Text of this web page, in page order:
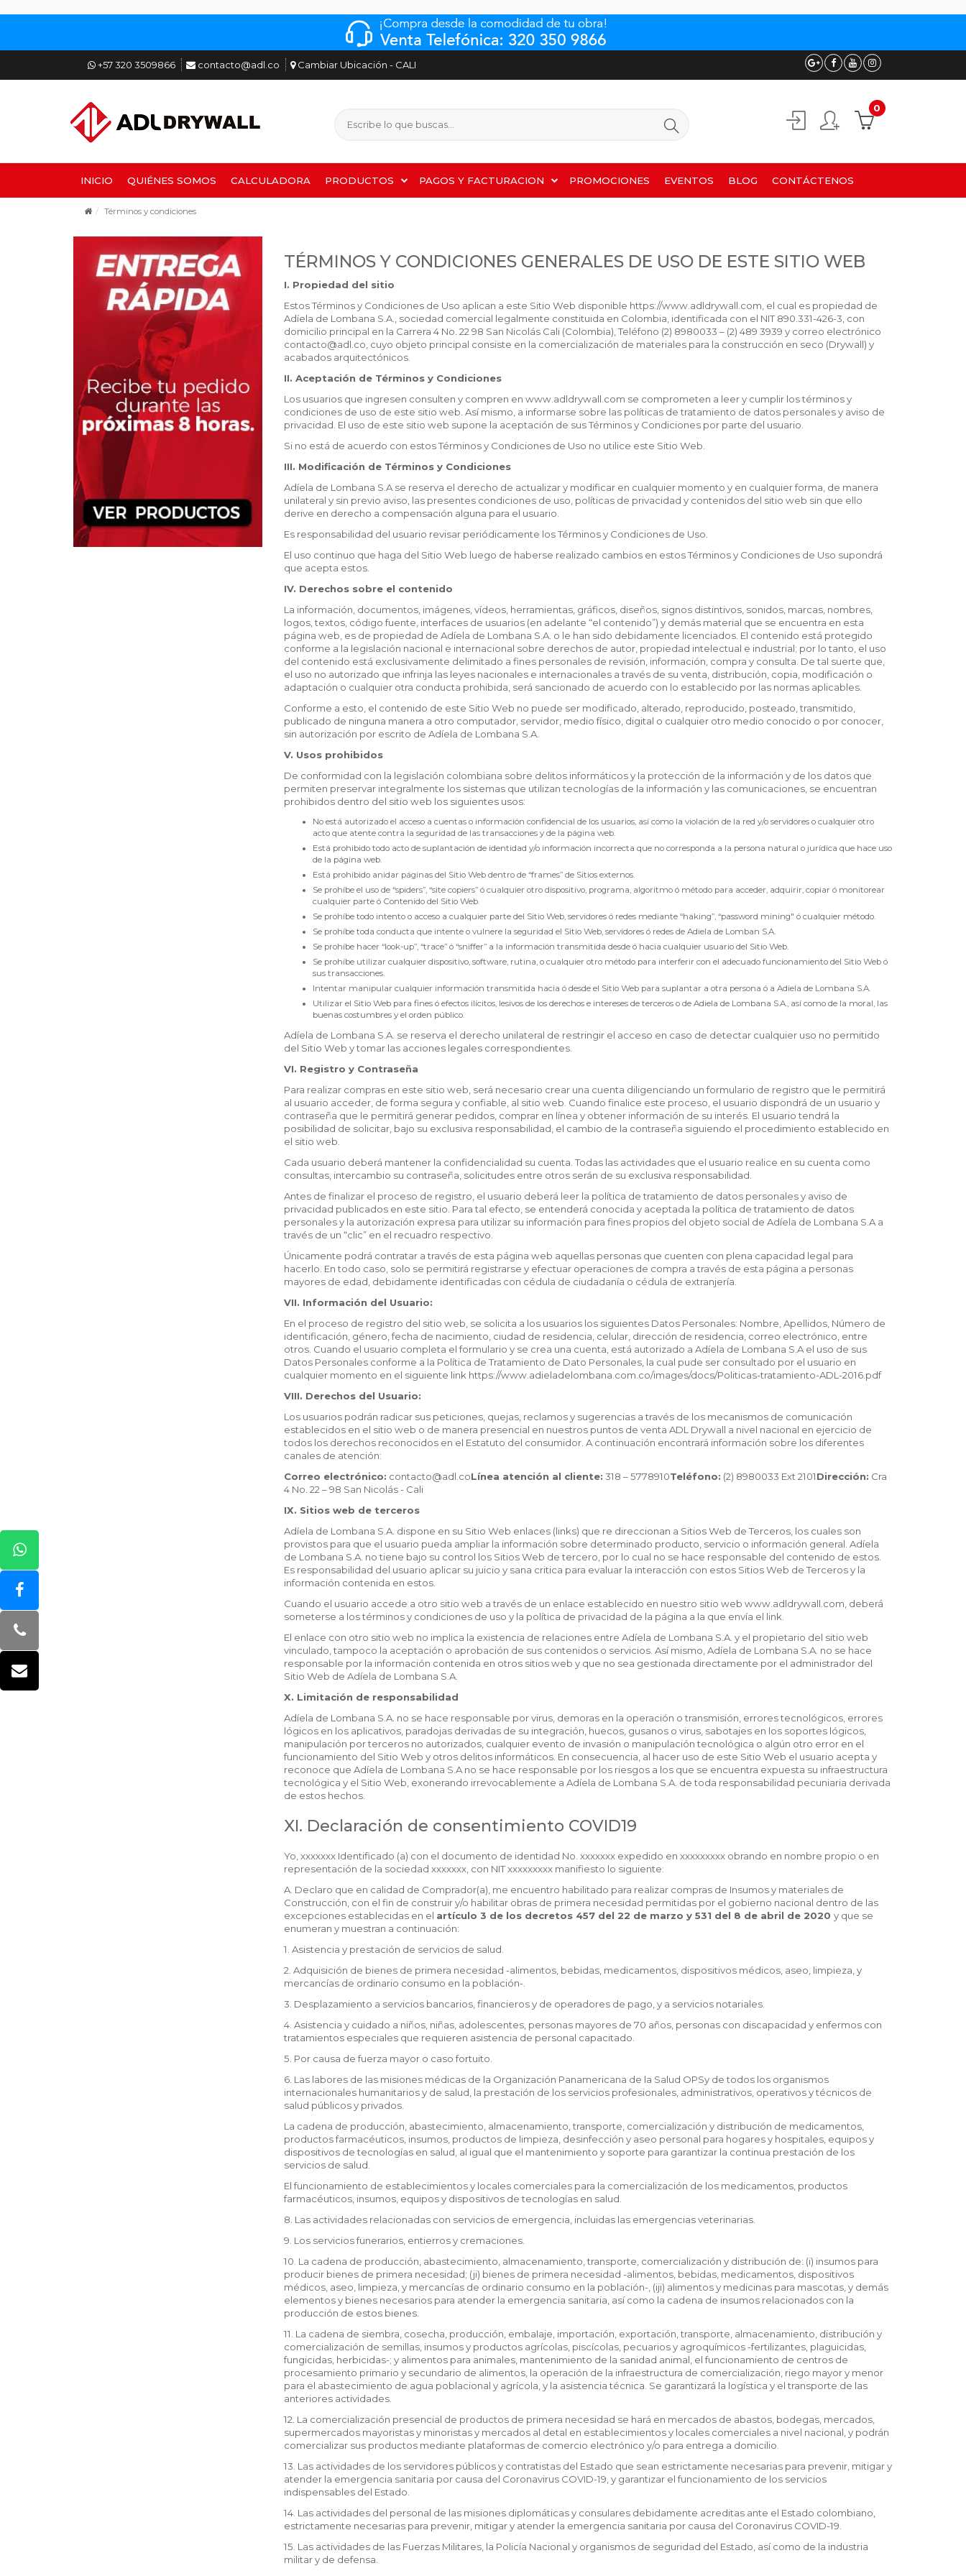
+57 320 3509866 contacto@adl.co Cambiar Ubicación - CALI
0
INICIO QUIÉNES SOMOS CALCULADORA PRODUCTOS PAGOS Y FACTURACION PROMOCIONES EVENTOS BLOG CONTÁCTENOS
Términos y condiciones
TÉRMINOS Y CONDICIONES GENERALES DE USO DE ESTE SITIO WEB
I. Propiedad del sitio
Estos Términos y Condiciones de Uso aplican a este Sitio Web disponible https://www.adldrywall.com, el cual es propiedad de
Adíela de Lombana S.A., sociedad comercial legalmente constituida en Colombia, identificada con el NIT 890.331-426-3, con
domicilio principal en la Carrera 4 No. 22 98 San Nicolás Cali (Colombia), Teléfono (2) 8980033 – (2) 489 3939 y correo electrónico
contacto@adl.co, cuyo objeto principal consiste en la comercialización de materiales para la construcción en seco (Drywall) y
acabados arquitectónicos.
II. Aceptación de Términos y Condiciones
Los usuarios que ingresen consulten y compren en www.adldrywall.com se comprometen a leer y cumplir los términos y
condiciones de uso de este sitio web. Así mismo, a informarse sobre las políticas de tratamiento de datos personales y aviso de
privacidad. El uso de este sitio web supone la aceptación de sus Términos y Condiciones por parte del usuario.
Si no está de acuerdo con estos Términos y Condiciones de Uso no utilice este Sitio Web.
III. Modificación de Términos y Condiciones
Adíela de Lombana S.A se reserva el derecho de actualizar y modificar en cualquier momento y en cualquier forma, de manera
unilateral y sin previo aviso, las presentes condiciones de uso, políticas de privacidad y contenidos del sitio web sin que ello
derive en derecho a compensación alguna para el usuario.
Es responsabilidad del usuario revisar periódicamente los Términos y Condiciones de Uso.
El uso continuo que haga del Sitio Web luego de haberse realizado cambios en estos Términos y Condiciones de Uso supondrá
que acepta estos.
IV. Derechos sobre el contenido
La información, documentos, imágenes, vídeos, herramientas, gráficos, diseños, signos distintivos, sonidos, marcas, nombres,
logos, textos, código fuente, interfaces de usuarios (en adelante “el contenido”) y demás material que se encuentra en esta
página web, es de propiedad de Adíela de Lombana S.A. o le han sido debidamente licenciados. El contenido está protegido
conforme a la legislación nacional e internacional sobre derechos de autor, propiedad intelectual e industrial; por lo tanto, el uso
del contenido está exclusivamente delimitado a fines personales de revisión, información, compra y consulta. De tal suerte que,
el uso no autorizado que infrinja las leyes nacionales e internacionales a través de su venta, distribución, copia, modificación o
adaptación o cualquier otra conducta prohibida, será sancionado de acuerdo con lo establecido por las normas aplicables.
Conforme a esto, el contenido de este Sitio Web no puede ser modificado, alterado, reproducido, posteado, transmitido,
publicado de ninguna manera a otro computador, servidor, medio físico, digital o cualquier otro medio conocido o por conocer,
sin autorización por escrito de Adíela de Lombana S.A.
V. Usos prohibidos
De conformidad con la legislación colombiana sobre delitos informáticos y la protección de la información y de los datos que
permiten preservar integralmente los sistemas que utilizan tecnologías de la información y las comunicaciones, se encuentran
prohibidos dentro del sitio web los siguientes usos:
No está autorizado el acceso a cuentas o información confidencial de los usuarios, así como la violación de la red y/o servidores o cualquier otro
acto que atente contra la seguridad de las transacciones y de la página web.
Está prohibido todo acto de suplantación de identidad y/o información incorrecta que no corresponda a la persona natural o jurídica que hace uso
de la página web.
Está prohibido anidar páginas del Sitio Web dentro de “frames” de Sitios externos.
Se prohíbe el uso de “spiders”, “site copiers” ó cualquier otro dispositivo, programa, algoritmo ó método para acceder, adquirir, copiar ó monitorear
cualquier parte ó Contenido del Sitio Web.
Se prohíbe todo intento o acceso a cualquier parte del Sitio Web, servidores ó redes mediante “haking”, “password mining" ó cualquier método.
Se prohíbe toda conducta que intente o vulnere la seguridad el Sitio Web, servidores ó redes de Adiela de Lomban S.A.
Se prohíbe hacer “look-up”, “trace” ó “sniffer” a la información transmitida desde ó hacia cualquier usuario del Sitio Web.
Se prohíbe utilizar cualquier dispositivo, software, rutina, o cualquier otro método para interferir con el adecuado funcionamiento del Sitio Web ó
sus transacciones.
Intentar manipular cualquier información transmitida hacia ó desde el Sitio Web para suplantar a otra persona ó a Adiela de Lombana S.A.
Utilizar el Sitio Web para fines ó efectos ilícitos, lesivos de los derechos e intereses de terceros o de Adiela de Lombana S.A., así como de la moral, las
buenas costumbres y el orden público.
Adíela de Lombana S.A. se reserva el derecho unilateral de restringir el acceso en caso de detectar cualquier uso no permitido
del Sitio Web y tomar las acciones legales correspondientes.
VI. Registro y Contraseña
Para realizar compras en este sitio web, será necesario crear una cuenta diligenciando un formulario de registro que le permitirá
al usuario acceder, de forma segura y confiable, al sitio web. Cuando finalice este proceso, el usuario dispondrá de un usuario y
contraseña que le permitirá generar pedidos, comprar en línea y obtener información de su interés. El usuario tendrá la
posibilidad de solicitar, bajo su exclusiva responsabilidad, el cambio de la contraseña siguiendo el procedimiento establecido en
el sitio web.
Cada usuario deberá mantener la confidencialidad su cuenta. Todas las actividades que el usuario realice en su cuenta como
consultas, intercambio su contraseña, solicitudes entre otros serán de su exclusiva responsabilidad.
Antes de finalizar el proceso de registro, el usuario deberá leer la política de tratamiento de datos personales y aviso de
privacidad publicados en este sitio. Para tal efecto, se entenderá conocida y aceptada la política de tratamiento de datos
personales y la autorización expresa para utilizar su información para fines propios del objeto social de Adíela de Lombana S.A a
través de un “clic” en el recuadro respectivo.
Únicamente podrá contratar a través de esta página web aquellas personas que cuenten con plena capacidad legal para
hacerlo. En todo caso, solo se permitirá registrarse y efectuar operaciones de compra a través de esta página a personas
mayores de edad, debidamente identificadas con cédula de ciudadanía o cédula de extranjería.
VII. Información del Usuario:
En el proceso de registro del sitio web, se solicita a los usuarios los siguientes Datos Personales: Nombre, Apellidos, Número de
identificación, género, fecha de nacimiento, ciudad de residencia, celular, dirección de residencia, correo electrónico, entre
otros. Cuando el usuario completa el formulario y se crea una cuenta, está autorizado a Adíela de Lombana S.A el uso de sus
Datos Personales conforme a la Política de Tratamiento de Dato Personales, la cual pude ser consultado por el usuario en
cualquier momento en el siguiente link https://www.adieladelombana.com.co/images/docs/Politicas-tratamiento-ADL-2016.pdf
VIII. Derechos del Usuario:
Los usuarios podrán radicar sus peticiones, quejas, reclamos y sugerencias a través de los mecanismos de comunicación
establecidos en el sitio web o de manera presencial en nuestros puntos de venta ADL Drywall a nivel nacional en ejercicio de
todos los derechos reconocidos en el Estatuto del consumidor. A continuación encontrará información sobre los diferentes
canales de atención:
Correo electrónico: contacto@adl.coLínea atención al cliente: 318 – 5778910Teléfono: (2) 8980033 Ext 2101Dirección: Cra
4 No. 22 – 98 San Nicolás - Cali
IX. Sitios web de terceros
Adíela de Lombana S.A. dispone en su Sitio Web enlaces (links) que re direccionan a Sitios Web de Terceros, los cuales son
provistos para que el usuario pueda ampliar la información sobre determinado producto, servicio o información general. Adíela
de Lombana S.A. no tiene bajo su control los Sitios Web de tercero, por lo cual no se hace responsable del contenido de estos.
Es responsabilidad del usuario aplicar su juicio y sana critica para evaluar la interacción con estos Sitios Web de Terceros y la
información contenida en estos.
Cuando el usuario accede a otro sitio web a través de un enlace establecido en nuestro sitio web www.adldrywall.com, deberá
someterse a los términos y condiciones de uso y la política de privacidad de la página a la que envía el link.
El enlace con otro sitio web no implica la existencia de relaciones entre Adíela de Lombana S.A. y el propietario del sitio web
vinculado, tampoco la aceptación o aprobación de sus contenidos o servicios. Así mismo, Adíela de Lombana S.A. no se hace
responsable por la información contenida en otros sitios web y que no sea gestionada directamente por el administrador del
Sitio Web de Adíela de Lombana S.A.
X. Limitación de responsabilidad
Adíela de Lombana S.A. no se hace responsable por virus, demoras en la operación o transmisión, errores tecnológicos, errores
lógicos en los aplicativos, paradojas derivadas de su integración, huecos, gusanos o virus, sabotajes en los soportes lógicos,
manipulación por terceros no autorizados, cualquier evento de invasión o manipulación tecnológica o algún otro error en el
funcionamiento del Sitio Web y otros delitos informáticos. En consecuencia, al hacer uso de este Sitio Web el usuario acepta y
reconoce que Adíela de Lombana S.A no se hace responsable por los riesgos a los que se encuentra expuesta su infraestructura
tecnológica y el Sitio Web, exonerando irrevocablemente a Adíela de Lombana S.A. de toda responsabilidad pecuniaria derivada
de estos hechos.
XI. Declaración de consentimiento COVID19
Yo, xxxxxxx Identificado (a) con el documento de identidad No. xxxxxxx expedido en xxxxxxxxx obrando en nombre propio o en
representación de la sociedad xxxxxxx, con NIT xxxxxxxxx manifiesto lo siguiente:
A. Declaro que en calidad de Comprador(a), me encuentro habilitado para realizar compras de Insumos y materiales de
Construcción, con el fin de construir y/o habilitar obras de primera necesidad permitidas por el gobierno nacional dentro de las
excepciones establecidas en el artículo 3 de los decretos 457 del 22 de marzo y 531 del 8 de abril de 2020 y que se
enumeran y muestran a continuación:
1. Asistencia y prestación de servicios de salud.
2. Adquisición de bienes de primera necesidad -alimentos, bebidas, medicamentos, dispositivos médicos, aseo, limpieza, y
mercancías de ordinario consumo en la población-.
3. Desplazamiento a servicios bancarios, financieros y de operadores de pago, y a servicios notariales.
4. Asistencia y cuidado a niños, niñas, adolescentes, personas mayores de 70 años, personas con discapacidad y enfermos con
tratamientos especiales que requieren asistencia de personal capacitado.
5. Por causa de fuerza mayor o caso fortuito.
6. Las labores de las misiones médicas de la Organización Panamericana de la Salud OPSy de todos los organismos
internacionales humanitarios y de salud, la prestación de los servicios profesionales, administrativos, operativos y técnicos de
salud públicos y privados.
La cadena de producción, abastecimiento, almacenamiento, transporte, comercialización y distribución de medicamentos,
productos farmacéuticos, insumos, productos de limpieza, desinfección y aseo personal para hogares y hospitales, equipos y
dispositivos de tecnologías en salud, al igual que el mantenimiento y soporte para garantizar la continua prestación de los
servicios de salud.
El funcionamiento de establecimientos y locales comerciales para la comercialización de los medicamentos, productos
farmacéuticos, insumos, equipos y dispositivos de tecnologías en salud.
8. Las actividades relacionadas con servicios de emergencia, incluidas las emergencias veterinarias.
9. Los servicios funerarios, entierros y cremaciones.
10. La cadena de producción, abastecimiento, almacenamiento, transporte, comercialización y distribución de: (i) insumos para
producir bienes de primera necesidad; (ji) bienes de primera necesidad -alimentos, bebidas, medicamentos, dispositivos
médicos, aseo, limpieza, y mercancías de ordinario consumo en la población-, (iji) alimentos y medicinas para mascotas, y demás
elementos y bienes necesarios para atender la emergencia sanitaria, así como la cadena de insumos relacionados con la
producción de estos bienes.
11. La cadena de siembra, cosecha, producción, embalaje, importación, exportación, transporte, almacenamiento, distribución y
comercialización de semillas, insumos y productos agrícolas, piscícolas, pecuarios y agroquímicos -fertilizantes, plaguicidas,
fungicidas, herbicidas-; y alimentos para animales, mantenimiento de la sanidad animal, el funcionamiento de centros de
procesamiento primario y secundario de alimentos, la operación de la infraestructura de comercialización, riego mayor y menor
para el abastecimiento de agua poblacional y agrícola, y la asistencia técnica. Se garantizará la logística y el transporte de las
anteriores actividades.
12. La comercialización presencial de productos de primera necesidad se hará en mercados de abastos, bodegas, mercados,
supermercados mayoristas y minoristas y mercados al detal en establecimientos y locales comerciales a nivel nacional, y podrán
comercializar sus productos mediante plataformas de comercio electrónico y/o para entrega a domicilio.
13. Las actividades de los servidores públicos y contratistas del Estado que sean estrictamente necesarias para prevenir, mitigar y
atender la emergencia sanitaria por causa del Coronavirus COVID-19, y garantizar el funcionamiento de los servicios
indispensables del Estado.
14. Las actividades del personal de las misiones diplomáticas y consulares debidamente acreditas ante el Estado colombiano,
estrictamente necesarias para prevenir, mitigar y atender la emergencia sanitaria por causa del Coronavirus COVID-19.
15. Las actividades de las Fuerzas Militares, la Policía Nacional y organismos de seguridad del Estado, así como de la industria
militar y de defensa.